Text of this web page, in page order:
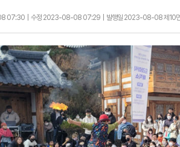
07:30 | 수정 2023-08-08 07:29 | 발행일 2023-08-08 제10